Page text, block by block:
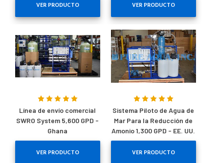
VER PRODUCTO VER PRODUCTO
Línea de envío comercial
SWRO System 5,600 GPD -
Ghana
VER PRODUCTO
Sistema Piloto de Agua de
Mar Para la Reducción de
Amonio 1,300 GPD - EE. UU.
VER PRODUCTO